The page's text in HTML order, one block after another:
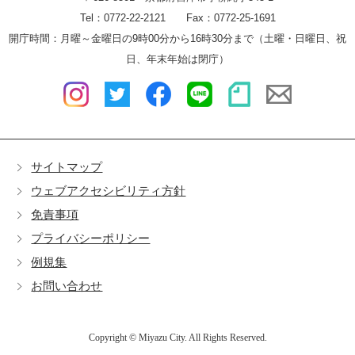
サイトマップ
ウェブアクセシビリティ方針
免責事項
プライバシーポリシー
例規集
お問い合わせ
Tel：0772-22-2121 Fax：0772-25-1691
開庁時間：月曜～金曜日の9時00分から16時30分まで（土曜・日曜日、祝
日、年末年始は閉庁）
Copyright © Miyazu City. All Rights Reserved.